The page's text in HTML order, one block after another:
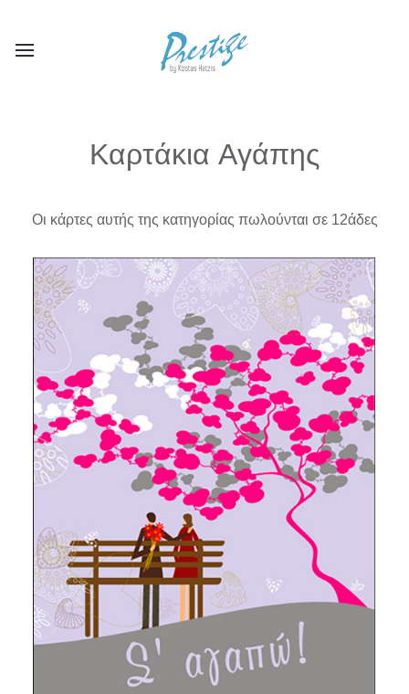
Καρτάκια Aγάπης
Οι κάρτες αυτής της κατηγορίας πωλούνται σε 12άδες